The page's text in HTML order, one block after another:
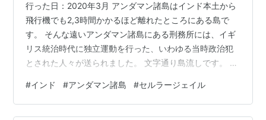
行った日：2020年3月 アンダマン諸島はインド本土から
飛行機でも2,3時間かかるほど離れたところにある島で
す。 そんな遠いアンダマン諸島にある刑務所には、イギ
リス統治時代に独立運動を行った、いわゆる当時政治犯
とされた人々が送られました。 文字通り島流しです。 そ
で、歴史と絡めてご紹介します。 歴史がお好きな方、ポ
ートブレアで何しよう、という方は、是非行ってみてく
#インド #アンダマン諸島 #セルラージェイル